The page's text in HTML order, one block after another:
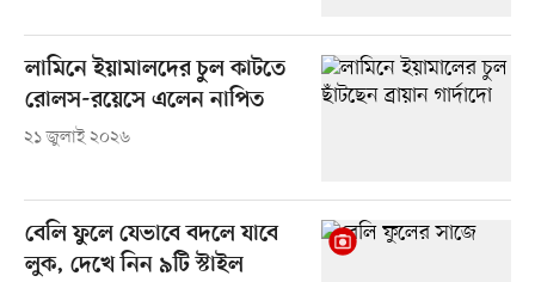
লামিনে ইয়ামালদের চুল কাটতে
রোলস-রয়েসে এলেন নাপিত
২১ জুলাই ২০২৬
বেলি ফুলে যেভাবে বদলে যাবে
লুক, দেখে নিন ৯টি স্টাইল